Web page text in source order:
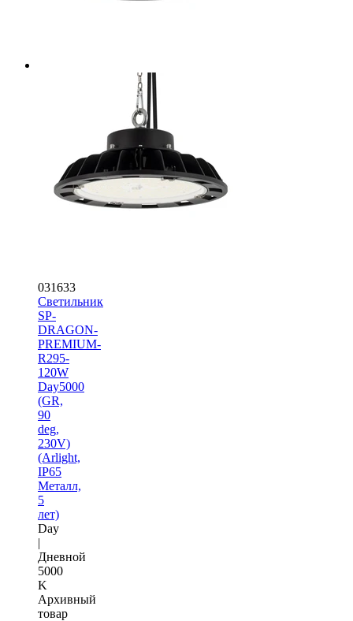
031633
Светильник
SP-
DRAGON-
PREMIUM-
R295-
120W
Day5000
(GR,
90
deg,
230V)
(Arlight,
IP65
Металл,
5
лет)
Day
|
Дневной
5000
K
Архивный
товар